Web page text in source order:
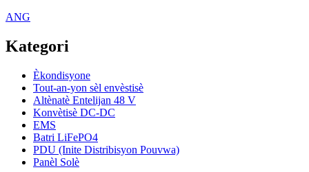
ANG
Kategori
Èkondisyone
Tout-an-yon sèl envèstisè
Altènatè Entelijan 48 V
Konvètisè DC-DC
EMS
Batri LiFePO4
PDU (Inite Distribisyon Pouvwa)
Panèl Solè